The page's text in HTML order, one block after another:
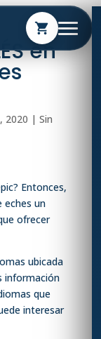
shopping_cart
en
2020 | Sin
Entonces,
eches un
ofrecer
ubicada
información
que
interesar